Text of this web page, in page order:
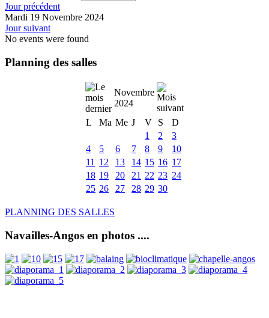
Jour précédent
Mardi 19 Novembre 2024
Jour suivant
No events were found
Planning des salles
Novembre
2024
L
Ma Me J V S
D
1
2
3
4
5 6 7 8 9
10
11
12 13 14 15 16 17
18 19 20 21 22 23 24
25 26 27 28 29 30
PLANNING DES SALLES
Navailles-Angos en photos ....